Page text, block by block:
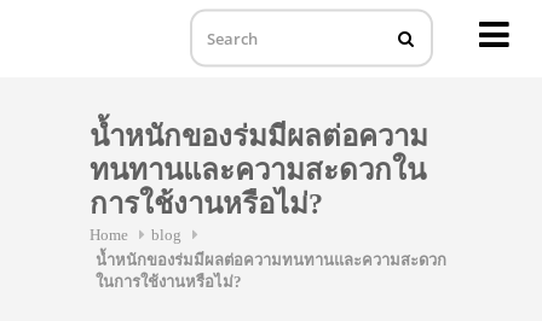
น้ำหนักของร่มมีผลต่อความ
ทนทานและความสะดวกใน
การใช้งานหรือไม่?
Home
blog
น้ำหนักของร่มมีผลต่อความทนทานและความสะดวก
ในการใช้งานหรือไม่?